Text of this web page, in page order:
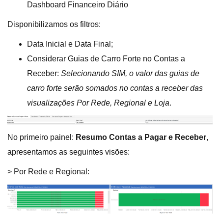
Dashboard Financeiro Diário
Disponibilizamos os filtros:
Data Inicial e Data Final;
Considerar Guias de Carro Forte no Contas a
Receber: Selecionando SIM, o valor das guias de
carro forte serão somados no contas a receber das
visualizações Por Rede, Regional e Loja.
No primeiro painel: Resumo Contas a Pagar e Receber,
apresentamos as seguintes visões:
> Por Rede e Regional: